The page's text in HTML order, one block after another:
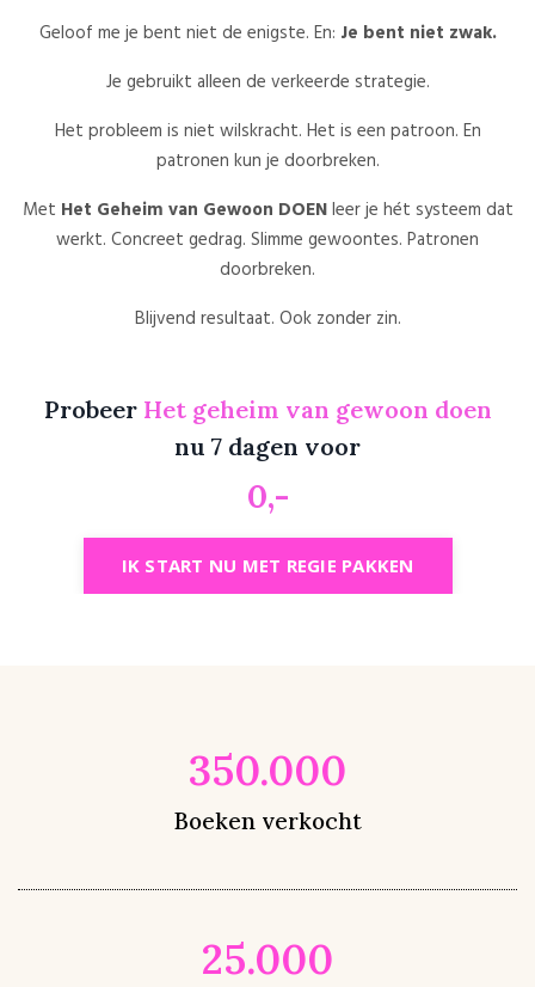
Geloof me je bent niet de enigste. En: Je bent niet zwak.
Je gebruikt alleen de verkeerde strategie.
Het probleem is niet wilskracht. Het is een patroon. En
patronen kun je doorbreken.
Met Het Geheim van Gewoon DOENleer je hét systeem dat
werkt. Concreet gedrag. Slimme gewoontes. Patronen
doorbreken.
Blijvend resultaat. Ook zonder zin.
Probeer Het geheim van gewoon doen
nu 7 dagen voor
0,-
IK START NU MET REGIE PAKKEN
350.000
Boeken verkocht
25.000